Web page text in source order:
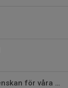
Idag fortsätter kvalspelet till Allsvenskan för våra damer